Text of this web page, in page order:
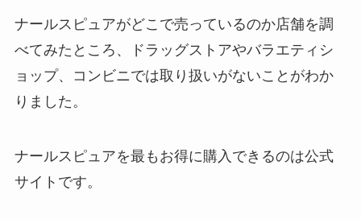
ナールスピュアがどこで売っているのか店舗を調
べてみたところ、ドラッグストアやバラエティシ
ョップ、コンビニでは取り扱いがないことがわか
りました。
ナールスピュアを最もお得に購入できるのは公式
サイトです。